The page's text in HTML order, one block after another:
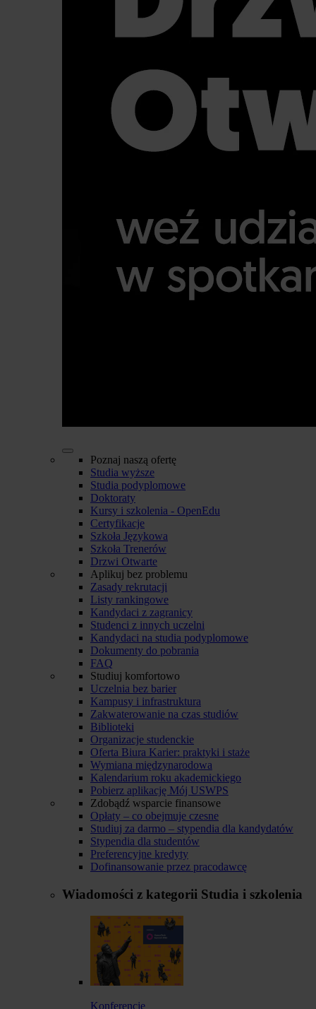
Poznaj naszą ofertę
Studia wyższe
Studia podyplomowe
Doktoraty
Kursy i szkolenia - OpenEdu
Certyfikacje
Szkoła Językowa
Szkoła Trenerów
Drzwi Otwarte
Aplikuj bez problemu
Zasady rekrutacji
Listy rankingowe
Kandydaci z zagranicy
Studenci z innych uczelni
Kandydaci na studia podyplomowe
Dokumenty do pobrania
FAQ
Studiuj komfortowo
Uczelnia bez barier
Kampusy i infrastruktura
Zakwaterowanie na czas studiów
Biblioteki
Organizacje studenckie
Oferta Biura Karier: praktyki i staże
Wymiana międzynarodowa
Kalendarium roku akademickiego
Pobierz aplikację Mój USWPS
Zdobądź wsparcie finansowe
Opłaty – co obejmuje czesne
Studiuj za darmo – stypendia dla kandydatów
Stypendia dla studentów
Preferencyjne kredyty
Dofinansowanie przez pracodawcę
Wiadomości z kategorii Studia i szkolenia
Konferencje